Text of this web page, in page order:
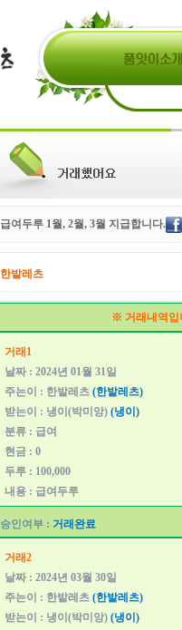
급여두루 1월, 2월, 3월 지급합니다.
한밭레츠
※ 거래내역입
거래1
날짜 : 2024년 01월 31일
주는이 : 한밭레츠 (한밭레츠)
받는이 : 냉이(박미앙) (냉이)
분류 : 급여
현금 : 0
두루 : 100,000
내용 : 급여두루
승인여부 : 거래완료
거래2
날짜 : 2024년 03월 30일
주는이 : 한밭레츠 (한밭레츠)
받는이 : 냉이(박미앙) (냉이)